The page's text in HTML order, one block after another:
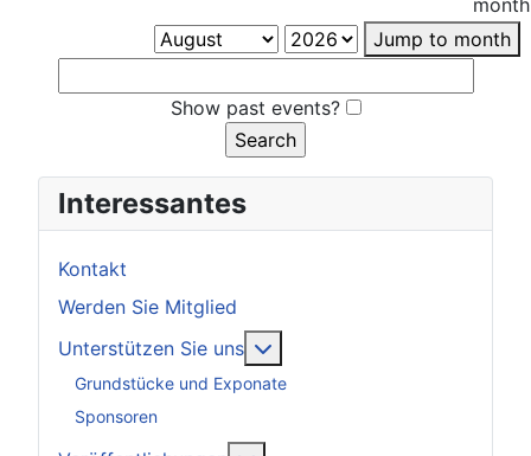
month
Jump to month
Show past events?
Interessantes
Kontakt
Werden Sie Mitglied
Unterstützen Sie uns
Grundstücke und Exponate
Sponsoren